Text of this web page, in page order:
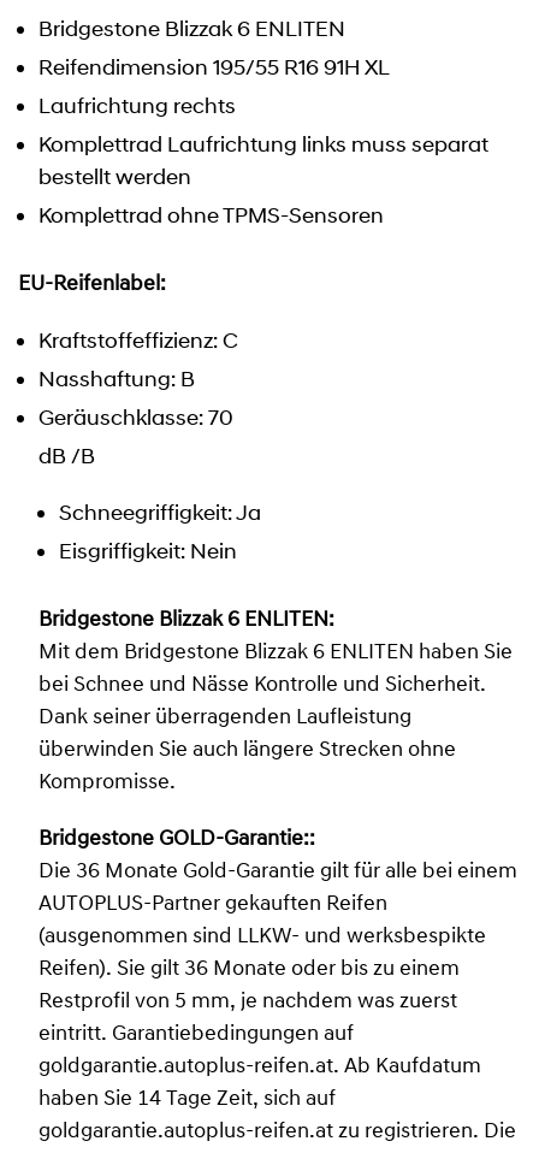
Bridgestone Blizzak 6 ENLITEN
Reifendimension 195/55 R16 91H XL
Laufrichtung rechts
Komplettrad Laufrichtung links muss separat
bestellt werden
Komplettrad ohne TPMS-Sensoren
EU-Reifenlabel:
Kraftstoffeffizienz: C
Nasshaftung: B
Geräuschklasse: 70
dB /B
Schneegriffigkeit: Ja
Eisgriffigkeit: Nein
Bridgestone Blizzak 6 ENLITEN:
Mit dem Bridgestone Blizzak 6 ENLITEN haben Sie
bei Schnee und Nässe Kontrolle und Sicherheit.
Dank seiner überragenden Laufleistung
überwinden Sie auch längere Strecken ohne
Kompromisse.
Bridgestone GOLD-Garantie::
Die 36 Monate Gold-Garantie gilt für alle bei einem
AUTOPLUS-Partner gekauften Reifen
(ausgenommen sind LLKW- und werksbespikte
Reifen). Sie gilt 36 Monate oder bis zu einem
Restprofil von 5 mm, je nachdem was zuerst
eintritt. Garantiebedingungen auf
goldgarantie.autoplus-reifen.at. Ab Kaufdatum
haben Sie 14 Tage Zeit, sich auf
goldgarantie.autoplus-reifen.at zu registrieren. Die